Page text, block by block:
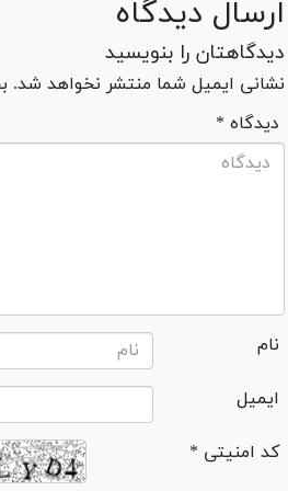
ارسال دیدگاه
دیدگاهتان را بنویسید
نشانی ایمیل شما منتشر نخواهد شد.
* دیدگاه
نام
ایمیل
* کد امنیتی